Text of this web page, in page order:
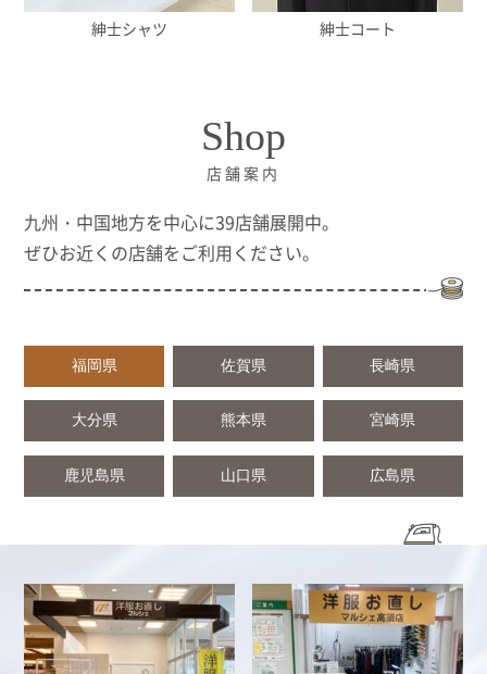
紳士シャツ 紳士コート
Shop
店舗案内
九州・中国地方を中心に39店舗展開中。
ぜひお近くの店舗をご利用ください。
福岡県 佐賀県 長崎県
大分県 熊本県 宮崎県
鹿児島県 山口県 広島県